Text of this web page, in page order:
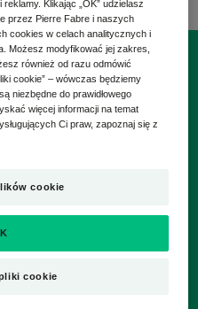
ciąży
- czułam
- nie było ono
pojawiało się
zapewniła
Klikając „OK” udzielasz
przez Pierre Fabre i naszych
cookies w celach analitycznych i
Możesz modyfikować jej zakres,
również od razu odmówić
cookie” – wówczas będziemy
niezbędne do prawidłowego
więcej informacji na temat
Ci praw, zapoznaj się z
cookie
cookie